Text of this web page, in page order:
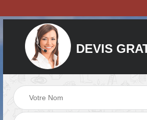
Meuse
DEVIS